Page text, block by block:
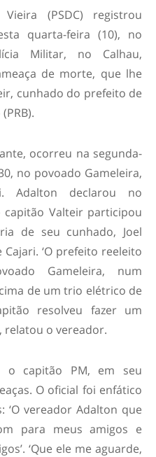
(PSDC) registrou
quarta-feira (10), no
Militar, no Calhau,
de morte, que lhe
cunhado do prefeito de
ocorreu na segunda-
no povoado Gameleira,
Adalton declarou no
capitão Valteir participou
de seu cunhado, Joel
‘O prefeito reeleito
Gameleira, num
de um trio elétrico de
resolveu fazer um
relatou o vereador.
o capitão PM, em seu
O oficial foi enfático
‘O vereador Adalton que
para meus amigos e
‘Que ele me aguarde,